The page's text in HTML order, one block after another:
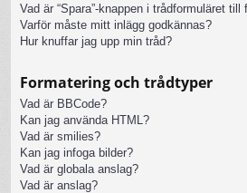
Vad är “Spara”-knappen i trådformuläret till
Varför måste mitt inlägg godkännas?
Hur knuffar jag upp min tråd?
Formatering och trådtyper
Vad är BBCode?
Kan jag använda HTML?
Vad är smilies?
Kan jag infoga bilder?
Vad är globala anslag?
Vad är anslag?